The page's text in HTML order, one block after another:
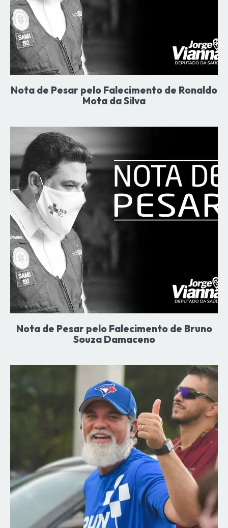
Nota de Pesar pelo Falecimento de Ronaldo
Mota da Silva
Nota de Pesar pelo Falecimento de Bruno
Souza Damaceno